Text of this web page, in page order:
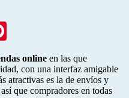
online en las que
con una interfaz amigable
atractivas es la de envíos y
que compradores en todas